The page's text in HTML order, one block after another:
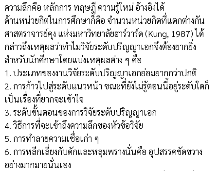
ความลึกคือ หลักการ ทฤษฎี ความรู้ใหม่ อ้างอิงได้
ด้านหน่วยกิตในการศึกษาก็คือ จำนวนหน่วยกิตที่แตกต่างกัน
ศาสตราจารย์คุง แห่งมหาวิทยาลัยฮาร์วาร์ด (Kung, 1987) ได้
กล่าวถึงเหตุผลว่าทำไมวิจัยระดับปริญญาเอกจึงต้องยากยิ่ง
สำหรับนักศึกษาโดยแบ่งเหตุผลต่าง ๆ คือ
1. ประเภทของงานวิจัยระดับปริญญาเอกย่อมยากกว่าปกติ
2. การก้าวไปสู่ระดับแนวหน้า ขณะที่ยังไม่รู้ตอนนี้อยู่ระดับใดก็
เป็นเรื่องที่ยากจะเข้าใจ
3. ระดับขั้นตอนของการวิจัยระดับปริญญาเอก
4. วิธีการที่จะเข้าถึงความลึกของหัวข้อวิจัย
5. การทำลายความเชื่อเก่า ๆ
6. การหลีกเลี่ยงกับดักและหลุมพรางนั่นคือ อุปสรรคขัดขวาง
อย่างมากมายนั่นเอง